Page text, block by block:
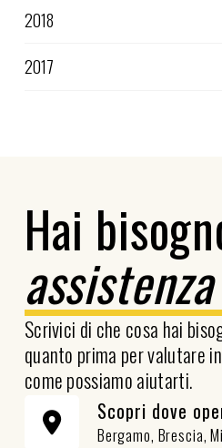
2018
2017
Hai
Scrivici di che cosa hai
quanto prima per valutare
come possiamo aiutarti.
Scopri dove
Bergamo, Brescia,